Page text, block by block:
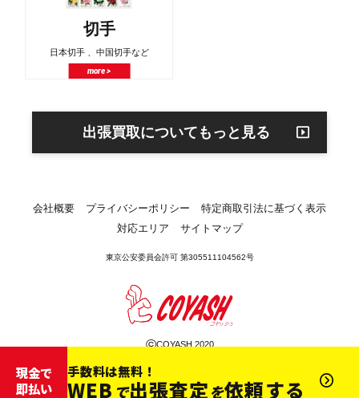
切手
日本切手 、中国切手など
more >
出張買取についてもっと見る
会社概要 プライバシーポリシー
特定商取引法に基づく表示
対応エリア
サイトマップ
東京公安委員会許可 第305511104562号
©COYASH 2020
現金で
即払い
手数料は無料！
WEB で出張査定を依頼する